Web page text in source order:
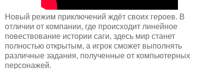
Новый режим приключений ждёт своих героев. В
отличии от компании, где происходит линейное
повествование истории саги, здесь мир станет
полностью открытым, а игрок сможет выполнять
различные задания, полученные от компьютерных
персонажей.